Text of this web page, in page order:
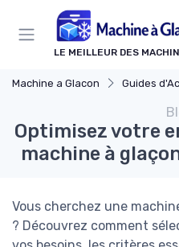
LE MEILLEUR DES
Machine a Glacon Guides
Optimisez votre
machine à
Vous cherchez une
? Découvrez comment
Panneau de gestion des